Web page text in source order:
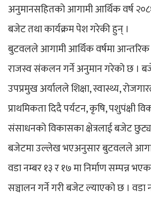
अनुमानसहितको आगामी आर्थिक वर्ष
बजेट तथा कार्यक्रम पेश गरेकी हुन् ।
बुटवलले आगामी आर्थिक वर्षमा आन्तरिक
राजस्व संकलन गर्ने अनुमान गरेको छ ।
उपप्रमुख अर्यालले शिक्षा, स्वास्थ्य,
प्राथमिकता दिदै पर्यटन, कृषि, पशुपंक्षी
संसाधनको विकासका क्षेत्रलाई बजेट
बजेटमा उल्लेख भएअनुसार बुटवलले
वडा नम्बर १३ र १७ मा निर्माण सम्पन्न
सञ्चालन गर्ने गरी बजेट ल्याएको छ । वडा